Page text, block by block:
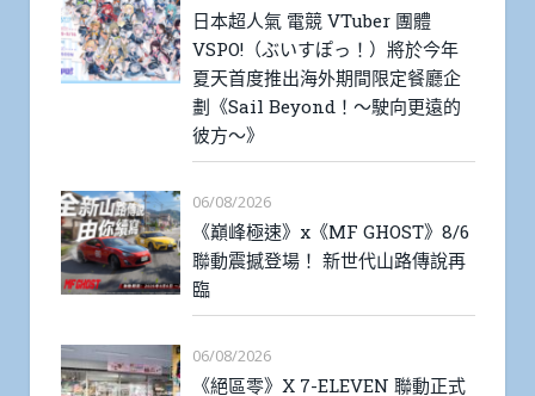
日本超人氣 電競 VTuber 團體
VSPO!（ぶいすぽっ！）將於今年
夏天首度推出海外期間限定餐廳企
劃《Sail Beyond！～駛向更遠的
彼方～》
06/08/2026
《巔峰極速》x《MF GHOST》8/6
聯動震撼登場！ 新世代山路傳說再
臨
06/08/2026
《絕區零》X 7-ELEVEN 聯動正式